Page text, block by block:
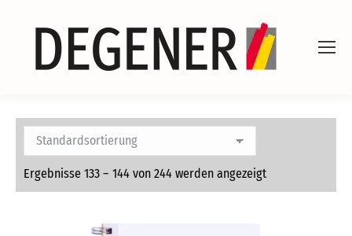
Ergebnisse 133 – 144 von 244 werden angezeigt